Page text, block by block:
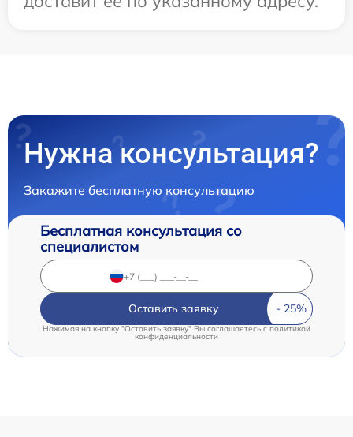
Нужна консультация?
Закажите бесплатную консультацию
Бесплатная консультация со
специалистом
Оставить заявку
Нажимая на кнопку "Оставить заявку" Вы соглашаетесь c политикой
конфиденциальности